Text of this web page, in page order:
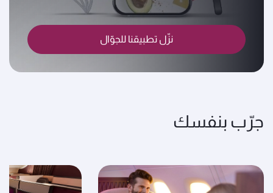
نزّل تطبيقنا للجوّال
جرّب بنفسك